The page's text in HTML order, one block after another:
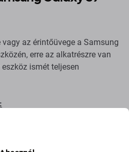
vagy az érintőüvege a Samsung
erre az alkatrészre van
ismét teljesen